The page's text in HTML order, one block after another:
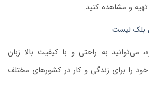
و مشاهده کنید.
بلک لیست
می‌توانید به راحتی و با کیفیت بالا زبان
خود را برای زندگی و کار در کشورهای مختلف
| آمادگی کامل برای موفقیت در